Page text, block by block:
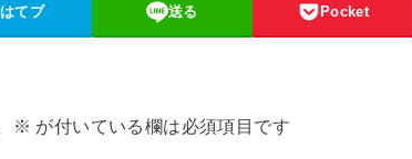
はてブ 送る Pocket
※ が付いている欄は必須項目です